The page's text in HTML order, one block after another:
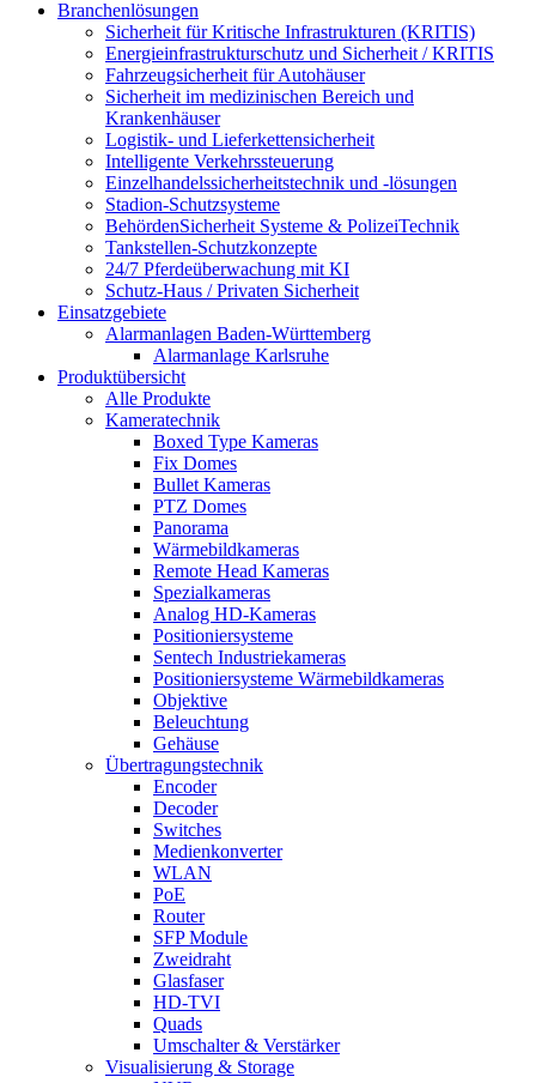
Branchenlösungen
Sicherheit für Kritische Infrastrukturen (KRITIS)
Energieinfrastrukturschutz und Sicherheit / KRITIS
Fahrzeugsicherheit für Autohäuser
Sicherheit im medizinischen Bereich und
Krankenhäuser
Logistik- und Lieferkettensicherheit
Intelligente Verkehrssteuerung
Einzelhandelssicherheitstechnik und -lösungen
Stadion-Schutzsysteme
BehördenSicherheit Systeme & PolizeiTechnik
Tankstellen-Schutzkonzepte​
24/7 Pferdeüberwachung mit KI
Schutz-Haus / Privaten Sicherheit
Einsatzgebiete
Alarmanlagen Baden-Württemberg
Alarmanlage Karlsruhe
Produktübersicht
Alle Produkte
Kameratechnik
Boxed Type Kameras
Fix Domes
Bullet Kameras
PTZ Domes
Panorama
Wärmebildkameras
Remote Head Kameras
Spezialkameras
Analog HD-Kameras
Positioniersysteme
Sentech Industriekameras
Positioniersysteme Wärmebildkameras
Objektive
Beleuchtung
Gehäuse
Übertragungstechnik
Encoder
Decoder
Switches
Medienkonverter
WLAN
PoE
Router
SFP Module
Zweidraht
Glasfaser
HD-TVI
Quads
Umschalter & Verstärker
Visualisierung & Storage